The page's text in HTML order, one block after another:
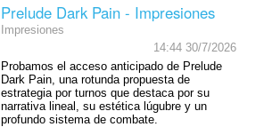
Prelude Dark Pain - Impresiones
Impresiones
14:44 30/7/2026
Probamos el acceso anticipado de Prelude
Dark Pain, una rotunda propuesta de
estrategia por turnos que destaca por su
narrativa lineal, su estética lúgubre y un
profundo sistema de combate.